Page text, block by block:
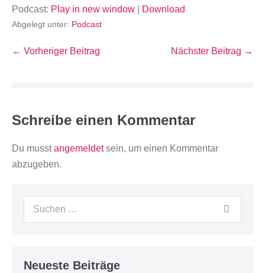
Podcast: Play in new window Download
Abgelegt unter: Podcast
← Vorheriger Beitrag Nächster Beitrag →
Schreibe einen Kommentar
Du musstangemeldetsein, um einen Kommentar
abzugeben.
Neueste Beiträge